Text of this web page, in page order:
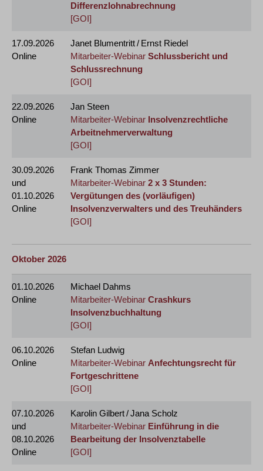
Differenzlohnabrechnung
[GOI]
17.09.2026
Online
Janet Blumentritt / Ernst Riedel
Mitarbeiter-Webinar Schlussbericht und
Schlussrechnung
[GOI]
22.09.2026
Online
Jan Steen
Mitarbeiter-Webinar Insolvenzrechtliche
Arbeitnehmerverwaltung
[GOI]
30.09.2026
und
01.10.2026
Online
Frank Thomas Zimmer
Mitarbeiter-Webinar 2 x 3 Stunden:
Vergütungen des (vorläufigen)
Insolvenzverwalters und des Treuhänders
[GOI]
Oktober 2026
01.10.2026
Online
Michael Dahms
Mitarbeiter-Webinar Crashkurs
Insolvenzbuchhaltung
[GOI]
06.10.2026
Online
Stefan Ludwig
Mitarbeiter-Webinar Anfechtungsrecht für
Fortgeschrittene
[GOI]
07.10.2026
und
08.10.2026
Online
Karolin Gilbert / Jana Scholz
Mitarbeiter-Webinar Einführung in die
Bearbeitung der Insolvenztabelle
[GOI]